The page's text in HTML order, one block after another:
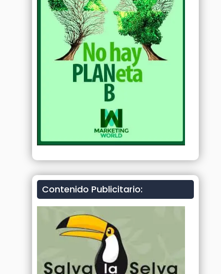
Contenido Publicitario: